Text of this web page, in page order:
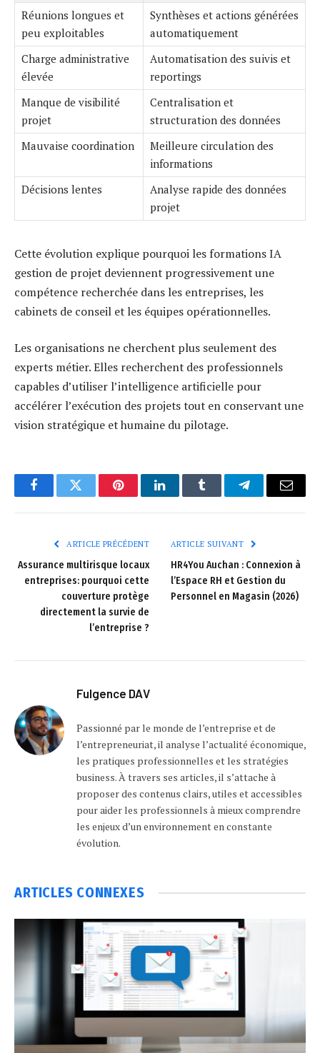
Réunions longues et
peu exploitables
Synthèses et actions générées
automatiquement
Charge administrative
élevée
Automatisation des suivis et
reportings
Manque de visibilité
projet
Centralisation et
structuration des données
Mauvaise coordination
Meilleure circulation des
informations
Décisions lentes
Analyse rapide des données
projet
Cette évolution explique pourquoi les formations IA
gestion de projet deviennent progressivement une
compétence recherchée dans les entreprises, les
cabinets de conseil et les équipes opérationnelles.
Les organisations ne cherchent plus seulement des
experts métier. Elles recherchent des professionnels
capables d’utiliser l’intelligence artificielle pour
accélérer l’exécution des projets tout en conservant une
vision stratégique et humaine du pilotage.
FacebookTwitter PinterestLinkedInTumblr TelegramE-
ARTICLE PRÉCÉDENT
Assurance multirisque locaux
entreprises: pourquoi cette
couverture protège
directement la survie de
l’entreprise ?
ARTICLE SUIVANT
HR4You Auchan : Connexion à
l’Espace RH et Gestion du
Personnel en Magasin (2026)
Fulgence DAV
Passionné par le monde de l’entreprise et de
l’entrepreneuriat, il analyse l’actualité économique,
les pratiques professionnelles et les stratégies
business. À travers ses articles, il s’attache à
proposer des contenus clairs, utiles et accessibles
pour aider les professionnels à mieux comprendre
les enjeux d’un environnement en constante
évolution.
ARTICLES CONNEXES